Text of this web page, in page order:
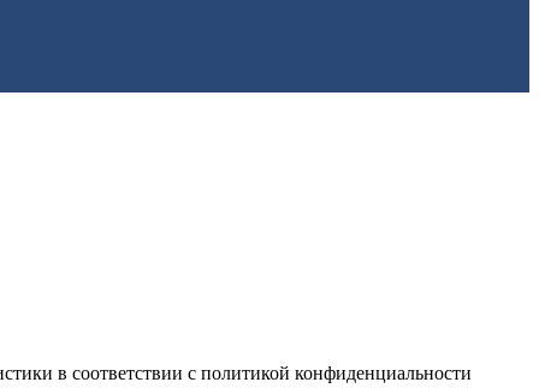
в соответствии с политикой конфиденциальности